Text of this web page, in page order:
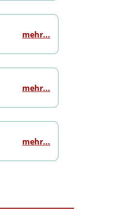
mehr...
mehr...
mehr...